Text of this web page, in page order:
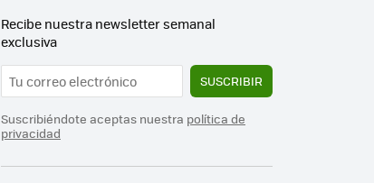
Recibe nuestra newsletter semanal
exclusiva
SUSCRIBIR
Suscribiéndote aceptas nuestra política de
privacidad